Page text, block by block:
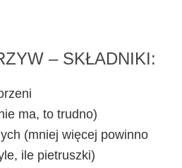
– SKŁADNIKI:
ma, to trudno)
(mniej więcej powinno
ile pietruszki)